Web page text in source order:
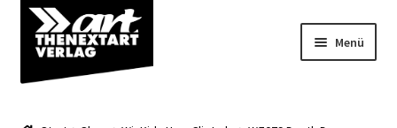
Zur
Navigation
springen
Zum
Inhalt
springen
Menü